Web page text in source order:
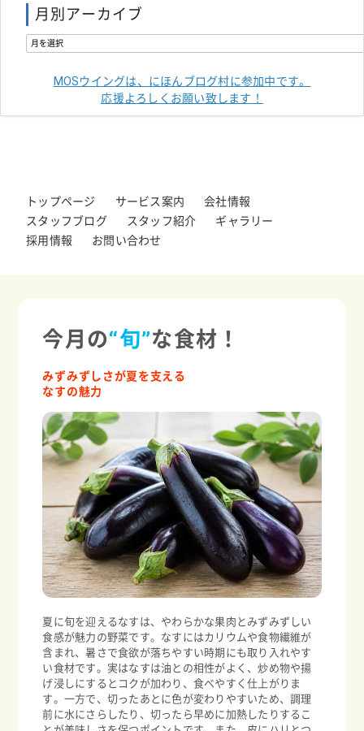
月別アーカイブ
MOSウイングは、にほんブログ村に参加中です。
応援よろしくお願い致します！
トップページ サービス案内
会社情報
スタッフブログ
スタッフ紹介
ギャラリー
採用情報
お問い合わせ
今月の“旬”な食材！
みずみずしさが夏を支える
なすの魅力
夏に旬を迎えるなすは、やわらかな果肉とみずみずしい
食感が魅力の野菜です。なすにはカリウムや食物繊維が
含まれ、暑さで食欲が落ちやすい時期にも取り入れやす
い食材です。実はなすは油との相性がよく、炒め物や揚
げ浸しにするとコクが加わり、食べやすく仕上がりま
す。一方で、切ったあとに色が変わりやすいため、調理
前に水にさらしたり、切ったら早めに加熱したりするこ